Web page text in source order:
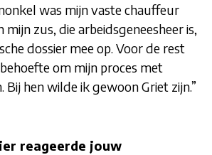
was mijn vaste chauffeur
mijn zus, die arbeidsgeneesheer is,
dossier mee op. Voor de rest
om mijn proces met
Bij hen wilde ik gewoon Griet zijn.”
reageerde jouw